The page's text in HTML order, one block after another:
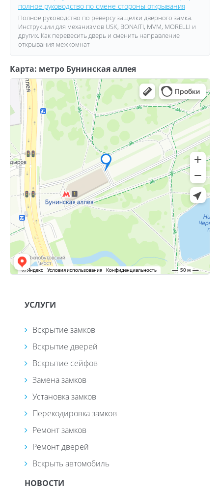
полное руководство по смене стороны открывания
Полное руководство по реверсу защелки дверного замка.
Инструкции для механизмов USK, BONAITI, MVM, MORELLI и
других. Как перевесить дверь и сменить направление
открывания межкомнат
Карта: метро Бунинская аллея
УСЛУГИ
Вскрытие замков
Вскрытие дверей
Вскрытие сейфов
Замена замков
Установка замков
Перекодировка замков
Ремонт замков
Ремонт дверей
Вскрыть автомобиль
НОВОСТИ